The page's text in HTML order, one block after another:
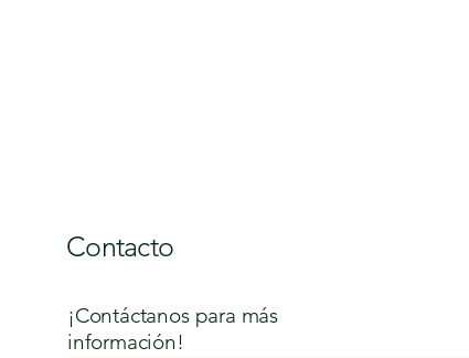
Contacto
¡Contáctanos para más
información!